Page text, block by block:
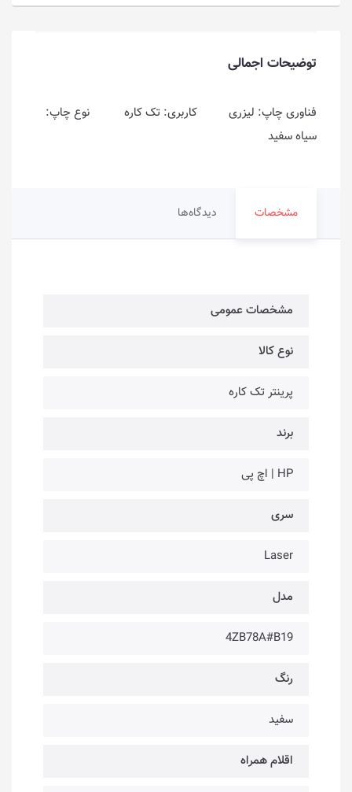
توضیحات اجمالی
فناوری چاپ: لیزری کاربری: تک کاره نوع چاپ:
سیاه سفید
مشخصات دیدگاه‌ها
مشخصات عمومی
نوع کالا
پرینتر تک کاره
برند
HP | اچ پی
سری
Laser
مدل
4ZB78A#B19
رنگ
سفید
اقلام همراه